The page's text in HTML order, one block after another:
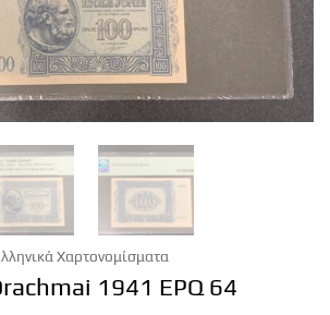
Χαρτονομίσματα
1941 EPQ 64